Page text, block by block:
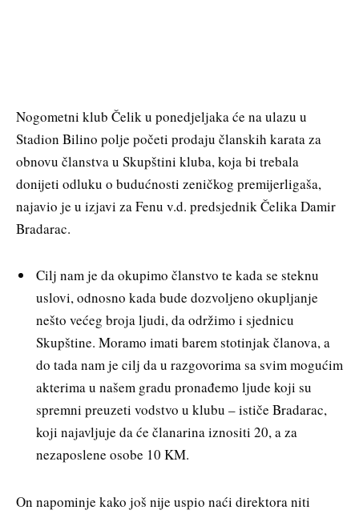
Nogometni klub Čelik u ponedjeljaka će na ulazu u
Stadion Bilino polje početi prodaju članskih karata za
obnovu članstva u Skupštini kluba, koja bi trebala
donijeti odluku o budućnosti zeničkog premijerligaša,
najavio je u izjavi za Fenu v.d. predsjednik Čelika Damir
Bradarac.
Cilj nam je da okupimo članstvo te kada se steknu
uslovi, odnosno kada bude dozvoljeno okupljanje
nešto većeg broja ljudi, da održimo i sjednicu
Skupštine. Moramo imati barem stotinjak članova, a
do tada nam je cilj da u razgovorima sa svim mogućim
akterima u našem gradu pronađemo ljude koji su
spremni preuzeti vodstvo u klubu – ističe Bradarac,
koji najavljuje da će članarina iznositi 20, a za
nezaposlene osobe 10 KM.
On napominje kako još nije uspio naći direktora niti